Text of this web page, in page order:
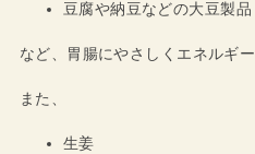
豆腐や納豆などの大豆製品
など、胃腸にやさしくエネルギ
また、
生姜